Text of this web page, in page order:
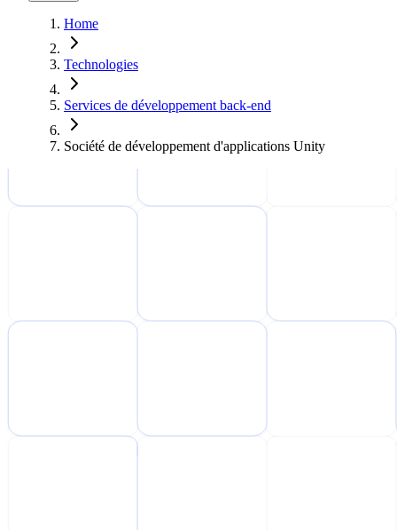
Home
Technologies
Services de développement back-end
Société de développement d'applications Unity